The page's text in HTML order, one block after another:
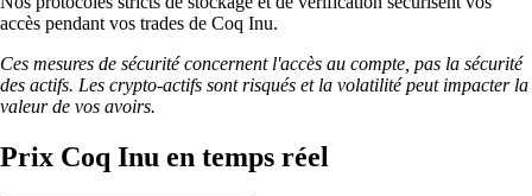
accès pendant vos trades de Coq Inu.
Ces mesures de sécurité concernent l'accès au compte, pas la sécurité
des actifs. Les crypto-actifs sont risqués et la volatilité peut impacter la
valeur de vos avoirs.
Prix Coq Inu en temps réel